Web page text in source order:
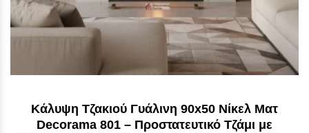
Κάλυψη Τζακιού Γυάλινη 90x50 Νίκελ Ματ
Decorama 801 – Προστατευτικό Τζάμι με